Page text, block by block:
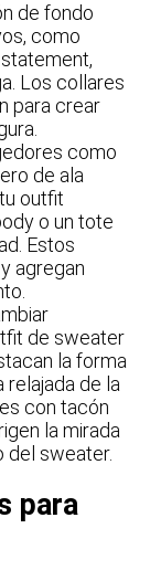
de fondo
como
Los collares
para crear
como
de ala
outfit
o un tote
Estos
agregan
de sweater
la forma
relajada de la
con tacón
la mirada
del sweater.
para